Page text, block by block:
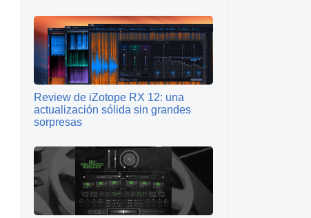
Review de iZotope RX 12: una
actualización sólida sin grandes
sorpresas